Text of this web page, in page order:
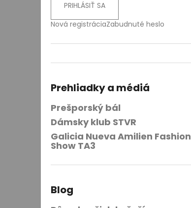
PRIHLÁSIŤ SA
Nová registráciaZabudnuté heslo
Prehliadky a médiá
Prešporský bál
Dámsky klub STVR
Galicia Nueva Amilien Fashion
Show TA3
Blog